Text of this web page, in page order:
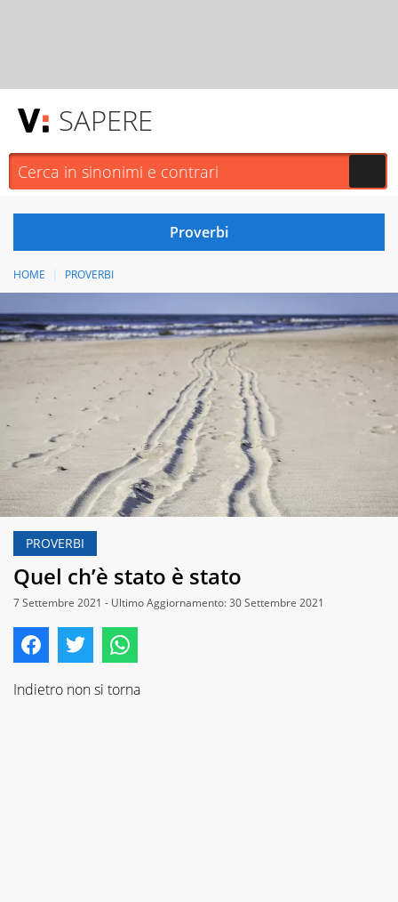
SAPERE
HOME PROVERBI
PROVERBI
Quel ch’è stato è stato
7 Settembre 2021 - Ultimo Aggiornamento: 30 Settembre 2021
Indietro non si torna